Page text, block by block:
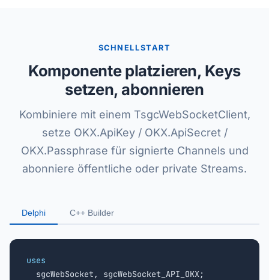
SCHNELLSTART
Komponente platzieren, Keys
setzen, abonnieren
Kombiniere mit einem TsgcWebSocketClient,
setze OKX.ApiKey / OKX.ApiSecret /
OKX.Passphrase für signierte Channels und
abonniere öffentliche oder private Streams.
Delphi C++ Builder
uses
sgcWebSocket, sgcWebSocket_API_OKX;